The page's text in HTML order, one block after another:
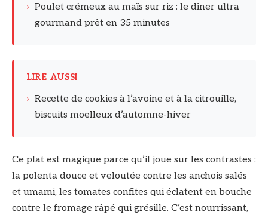
› Poulet crémeux au maïs sur riz : le dîner ultra
gourmand prêt en 35 minutes
LIRE AUSSI
› Recette de cookies à l’avoine et à la citrouille,
biscuits moelleux d’automne-hiver
Ce plat est magique parce qu’il joue sur les contrastes :
la polenta douce et veloutée contre les anchois salés
et umami, les tomates confites qui éclatent en bouche
contre le fromage râpé qui grésille. C’est nourrissant,